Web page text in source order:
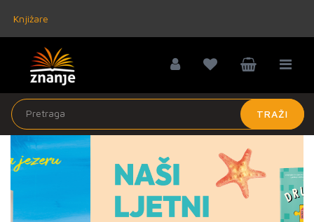
Knjižare
TRAŽI